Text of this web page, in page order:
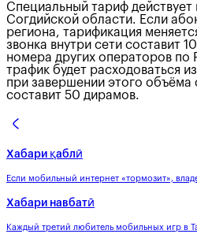
Специальный тариф действует
Согдийской области. Если
региона, тарификация
звонка внутри сети составит
номера других операторов по
трафик будет расходоваться
при завершении этого объёма
составит 50 дирамов.
Хабари қаблӣ
Если мобильный интернет «тормозит»,
Хабари навбатӣ
Каждый третий любитель мобильных игр в